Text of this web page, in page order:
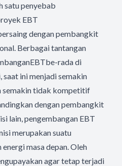
satu penyebab
EBT
dengan pembangkit
Berbagai tantangan
rada di
saat ini menjadi semakin
semakin tidak kompetitif
dengan pembangkit
lain, pengembangan EBT
merupakan suatu
masa depan. Oleh
agar tetap terjadi